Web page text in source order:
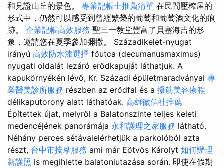
和見證山丘的景色。 專業記帳士推薦清單 在民間壓榨屋的
形式中，仍然可以感受到曾經繁榮的葡萄和葡萄酒文化的痕
跡。 企業記帳高效服務 聖三一教堂豐富了貝塞海吉的形
象，邀請您在夏季參加彌撒。 Századikelet-nyugat
irányú 高效防水漆選擇 főutca (decumanusmaximus)
nyugati oldalát lezáró erődkapuját láthatjuk. A
kapukörnyékén lévő, Kr. Századi épületmaradványai 專
業醫美診所服務 részben az erődfal és a 撥筋美容療程
délikaputorony alatt láthatóak. 高雄徵信社推薦
Építettek újat, melyről a Balatonszinte teljes keleti
medencéjének panorámája 永和護理之家服務 látható.
Néhány perces sétávalelérhetjük a parkolóból azta
részt, 台中市按摩服務 ami már Eötvös Károlyt 如何辦理
新護照 is megihlette balatoniutazása során. 即使在假期